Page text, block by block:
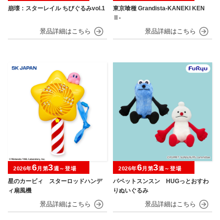
崩壊：スターレイル ちびぐるみvol.1
東京喰種 Grandista-KANEKI KEN
Ⅱ-
星のカービィ スターロッドハンデ
ィ扇風機
2026年6月第3週～登場
パペットスンスン HUGっとおすわ
りぬいぐるみ
2026年6月第3週～登場